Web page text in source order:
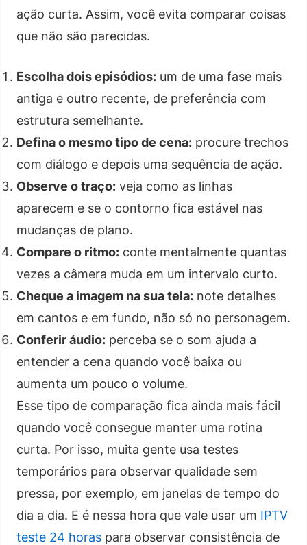
ação curta. Assim, você evita comparar coisas
que não são parecidas.
Escolha dois episódios: um de uma fase mais
antiga e outro recente, de preferência com
estrutura semelhante.
Defina o mesmo tipo de cena: procure trechos
com diálogo e depois uma sequência de ação.
Observe o traço: veja como as linhas
aparecem e se o contorno fica estável nas
mudanças de plano.
Compare o ritmo: conte mentalmente quantas
vezes a câmera muda em um intervalo curto.
Cheque a imagem na sua tela: note detalhes
em cantos e em fundo, não só no personagem.
Conferir áudio: perceba se o som ajuda a
entender a cena quando você baixa ou
aumenta um pouco o volume.
Esse tipo de comparação fica ainda mais fácil
quando você consegue manter uma rotina
curta. Por isso, muita gente usa testes
temporários para observar qualidade sem
pressa, por exemplo, em janelas de tempo do
dia a dia. E é nessa hora que vale usar um IPTV
teste 24 horas para observar consistência de